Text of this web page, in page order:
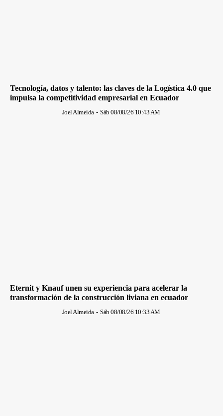
Tecnología, datos y talento: las claves de la Logística 4.0 que
impulsa la competitividad empresarial en Ecuador
Joel Almeida - Sáb 08/08/26 10:43 AM
Eternit y Knauf unen su experiencia para acelerar la
transformación de la construcción liviana en ecuador
Joel Almeida - Sáb 08/08/26 10:33 AM